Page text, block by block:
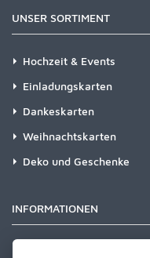
UNSER SORTIMENT
Hochzeit & Events
Einladungskarten
Dankeskarten
Weihnachtskarten
Deko und Geschenke
INFORMATIONEN